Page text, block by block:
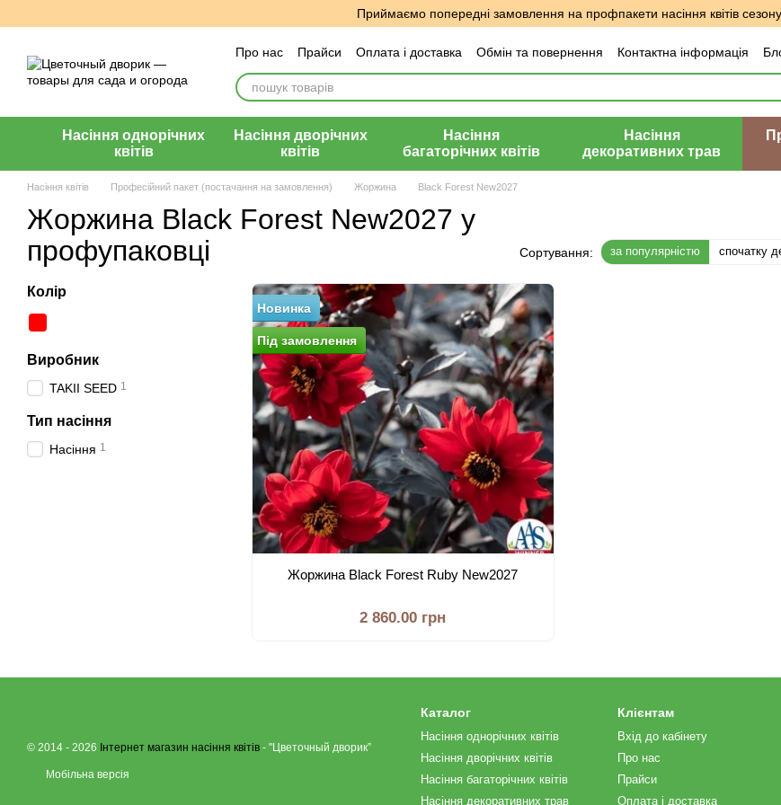
Приймаємо попередні замовлення на профпакети насіння квітів
Про нас Прайси Оплата і доставка Обмін та повернення Контактна інформація
Угода користувача
Відгуки про магазин
Насіння однорічних
квітів
Насіння дворічних
квітів
Насіння
багаторічних квітів
Насіння
декоративних трав
Насіння квітів Професійний пакет (постачання на замовлення) Жоржина Black Forest New2027
Жоржина Black Forest New2027 у
профупаковці
Сортування: за популярністю спочатку
Новинка
Пiд замовлення
Жоржина Black Forest Ruby New2027
2 860.00 грн
Колір
Виробник
TAKII SEED 1
Тип насiння
Насiння 1
© 2014 - 2026 Інтернет магазин насіння квітів - "Цветочный дворик”
Мобільна версія
Каталог
Насіння однорічних квітів
Насіння дворічних квітів
Насіння багаторічних квітів
Насіння декоративних трав
Клієнтам
Вхід до кабінету
Про нас
Прайси
Оплата і доставка